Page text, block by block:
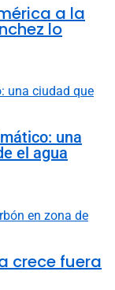
a la
lo
una
el agua
crece fuera